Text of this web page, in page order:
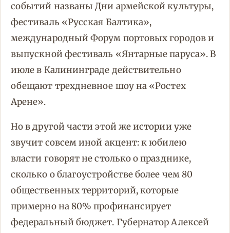
событий названы Дни армейской культуры,
фестиваль «Русская Балтика»,
международный Форум портовых городов и
выпускной фестиваль «Янтарные паруса». В
июле в Калининграде действительно
обещают трехдневное шоу на «Ростех
Арене».
Но в другой части этой же истории уже
звучит совсем иной акцент: к юбилею
власти говорят не столько о празднике,
сколько о благоустройстве более чем 80
общественных территорий, которые
примерно на 80% профинансирует
федеральный бюджет. Губернатор Алексей